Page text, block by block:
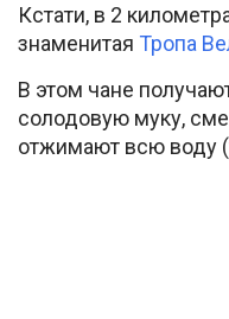
Кстати, в 2
знаменитая Тропа
В этом чане
солодовую муку,
отжимают всю воду